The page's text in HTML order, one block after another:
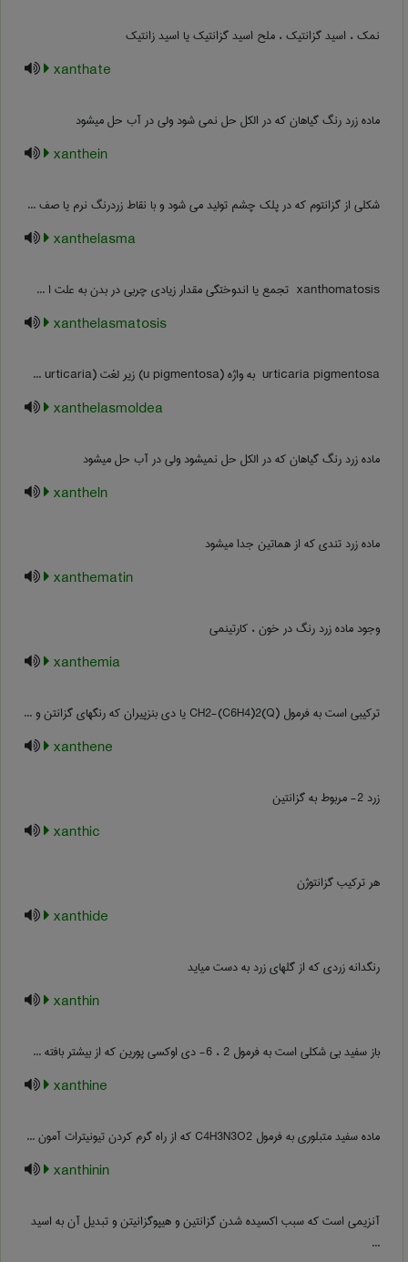
نمک ، اسید گزانتیک ، ملح اسید گزانتیک یا اسید زانتیک
xanthate
ماده زرد رنگ گیاهان که در الکل حل نمی شود ولی در آب حل میشود
xanthein
شکلی از گزانتوم که در پلک چشم تولید می شود و با نقاط زردرنگ نرم یا صف ...
xanthelasma
‎ xanthomatosis تجمع یا اندوختگی مقدار زیادی چربی در بدن به علت ا ...
xanthelasmatosis
‎ urticaria pigmentosa به واژه (‎u pigmentosa) زیر لغت (‎urticaria ...
xanthelasmoldea
ماده زرد رنگ گیاهان که در الکل حل نمیشود ولی در آب حل میشود
xantheln
ماده زرد تندی که از هماتین جدا میشود
xanthematin
وجود ماده زرد رنگ در خون ، کارتینمی
xanthemia
ترکیبی است به فرمول (Q)CH2-(C6H4)2 یا دی بنزپیران که رنگهای گزانتن و ...
xanthene
زرد 2- مربوط به گزانتین
xanthic
هر ترکیب گزانتوژن
xanthide
رنگدانه زردی که از گلهای زرد به دست میاید
xanthin
باز سفید بی شکلی است به فرمول 2 ، 6- دی اوکسی پورین که از بیشتر بافته ...
xanthine
ماده سفید متبلوری به فرمول C4H3N3O2 که از راه گرم کردن تیونیترات آمون ...
xanthinin
آنزیمی است که سبب اکسیده شدن گزانتین و هیپوگزانیتن و تبدیل آن به اسید
...